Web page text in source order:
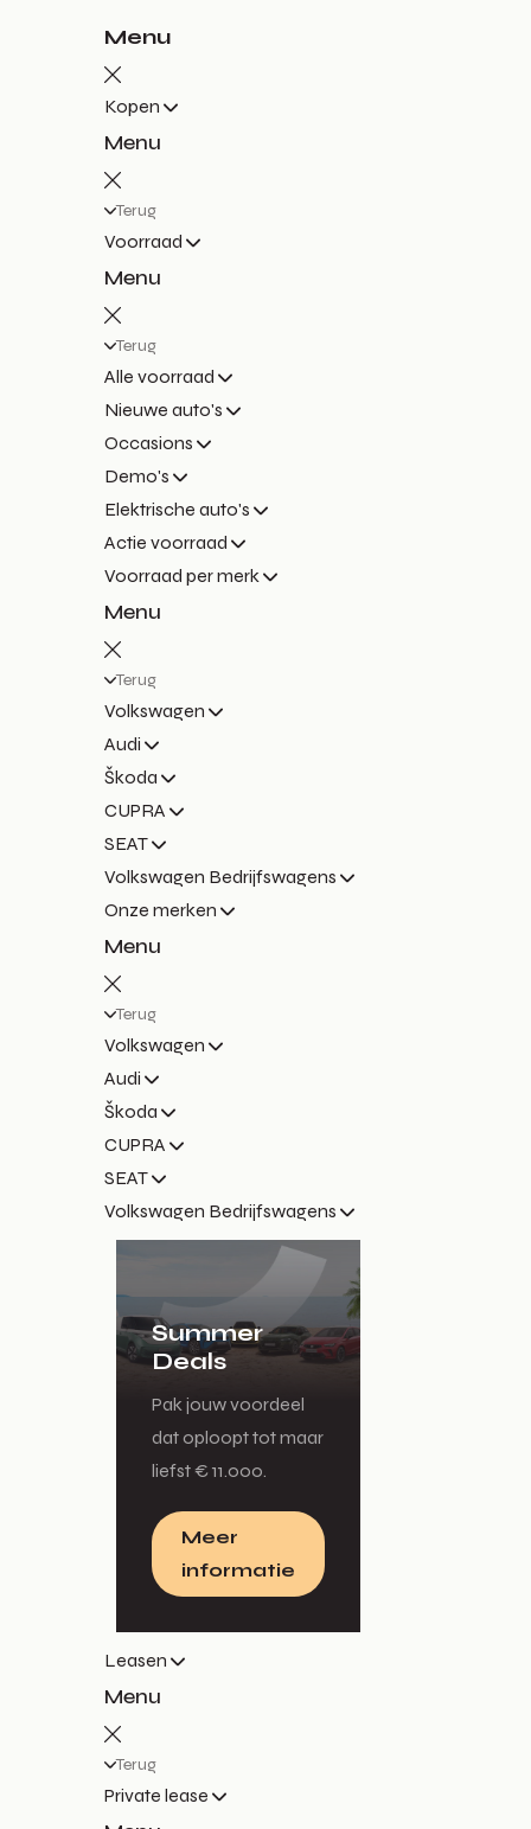
Menu
Kopen
Menu
Terug
Voorraad
Menu
Terug
Alle voorraad
Nieuwe auto's
Occasions
Demo's
Elektrische auto's
Actie voorraad
Voorraad per merk
Menu
Terug
Volkswagen
Audi
Škoda
CUPRA
SEAT
Volkswagen Bedrijfswagens
Onze merken
Menu
Terug
Volkswagen
Audi
Škoda
CUPRA
SEAT
Volkswagen Bedrijfswagens
Summer
Deals
Pak jouw voordeel
dat oploopt tot maar
liefst € 11.000.
Meer
informatie
Leasen
Menu
Terug
Private lease